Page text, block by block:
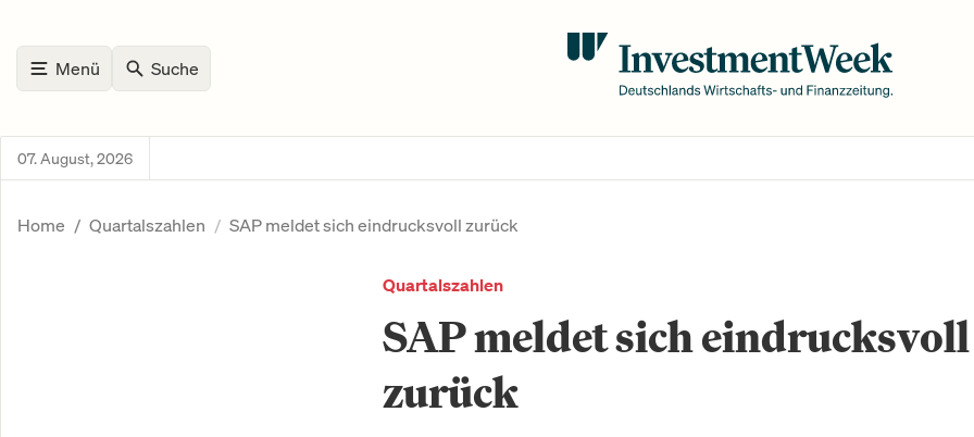
Menü Suche
07. August, 2026
Home Quartalszahlen SAP meldet sich eindrucksvoll zurück
Quartalszahlen
SAP meldet sich eindrucksvoll
zurück